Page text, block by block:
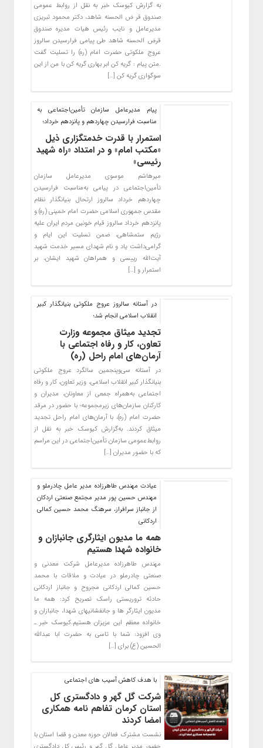
به گزارش کیوسک خبر به نقل از روابط عمومی
صندوق قر ض الحسنه شاهد، دکتر محمود تبریزی
مدیرعامل و نایب رئیس هیات مدیره صندوق
قرض الحسنه شاهد طی پیامی فرارسیدن سالروز
عروج ملکوتی حضرت امام (ره) را تسلیت گفت
.متن پیام : گریه کن ابر بهاری گریه کن با من از این
سوگواری گریه کن […]
پیام مدیرعامل سازمان تأمین‌اجتماعی به
مناسبت فرارسیدن چهاردهم و پانزدهم خرداد؛
استمرار با قدرت خدمتگزاری ذیل
«مکتب امام» و در امتداد «راه شهید
رئیسی»
میرهاشم موسوی مدیرعامل سازمان
تأمین‌اجتماعی در پیامی به‌مناسبت فرارسیدن
چهاردهم خرداد سالروز ارتحال بنیانگذار نظام
مقدس جمهوری اسلامی حضرت امام خمینی (ره) و
پانزدهم خرداد سالروز قیام خونین مردم ایران علیه
رژیم ستمشاهی، ضمن تسلیت این ایام و
گرامی‌داشت یاد و نام شهدای مسیر خدمت شهید
آیت‌الله رییسی و همراهان شهید ایشان، بر
استمرار و […]
در آستانه سالروز عروج ملکوتی بنیانگذار کبیر
انقلاب اسلامی انجام شد؛
تجدید میثاق مجموعه وزارت
تعاون، کار و رفاه اجتماعی با
آرمان‌های امام راحل (ره)
در آستانه سی‌وپنجمین سالگرد عروج ملکوتی
بنیانگذار کبیر انقلاب اسلامی، وزیر تعاون، کار و رفاه
اجتماعی به‌همراه جمعی از معاونان، مدیران و
کارکنان سازمان‌های زیرمجموعه؛ با حضور در مرقد
حضرت امام (ره)، با آرمان‌های امام راحل تجدید
میثاق کردند. به‌گزارش کیوسک خبر به نقل از
روابط‌عمومی سازمان تأمین‌اجتماعی در این مراسم
که با حضور مدیران […]
عیادت مهندس طاهرزاده مدیر عامل چادرملو و
مهندس حسین پور مدیر مجتمع صنعتی اردکان
از جانباز سرافراز، سرهنگ محمد حسین کمالی
اردکانی
همه ما مدیون ایثارگری جانبازان و
خانواده شهدا هستیم
مهندس طاهرزاده مدیرعامل شرکت معدنی و
صنعتی چادرملو در عیادت و ملاقات با محمد
حسین کمالی اردکانی مجروح و جانباز اردکانی
حادثه تروریستی راسک تصریح کرد: همه ما
مدیون ایثارگر ها و جانفشانیهای شهدا، جانبازان و
خانواده معظم این عزیزان هستیم.کیوسک خبر ـ
وی افزود: شما با تاسی به حضرت ابا عبدالله
الحسین (ع) برای […]
با هدف کاهش آسیب های اجتماعی
شرکت گل گهر و دادگستری کل
استان کرمان تفاهم نامه همکاری
امضا کردند
نشست مشترک فعالان حوزه معدن و قضا استان با